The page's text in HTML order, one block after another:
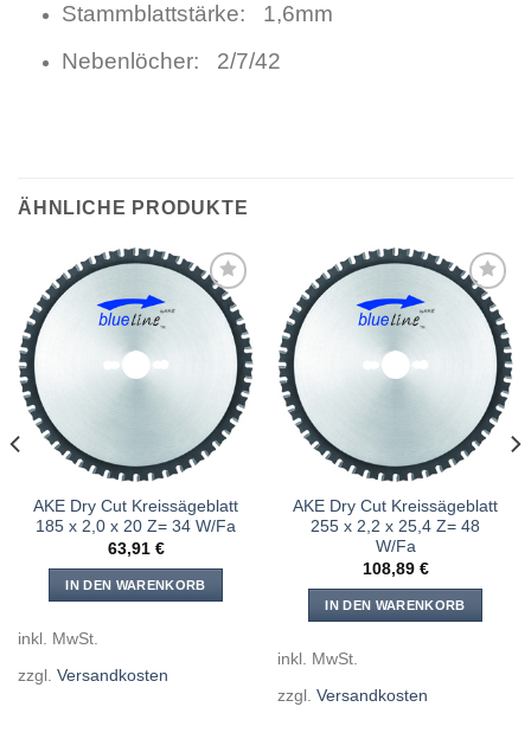
Stammblattstärke: 1,6mm
Nebenlöcher: 2/7/42
ÄHNLICHE PRODUKTE
hinzufügen
AKE Dry Cut Kreissägeblatt
185 x 2,0 x 20 Z= 34 W/Fa
63,91 €
IN DEN WARENKORB
inkl. MwSt.
zzgl. Versandkosten
hinzufügen
AKE Dry Cut Kreissägeblatt
255 x 2,2 x 25,4 Z= 48
W/Fa
108,89 €
IN DEN WARENKORB
inkl. MwSt.
zzgl. Versandkosten